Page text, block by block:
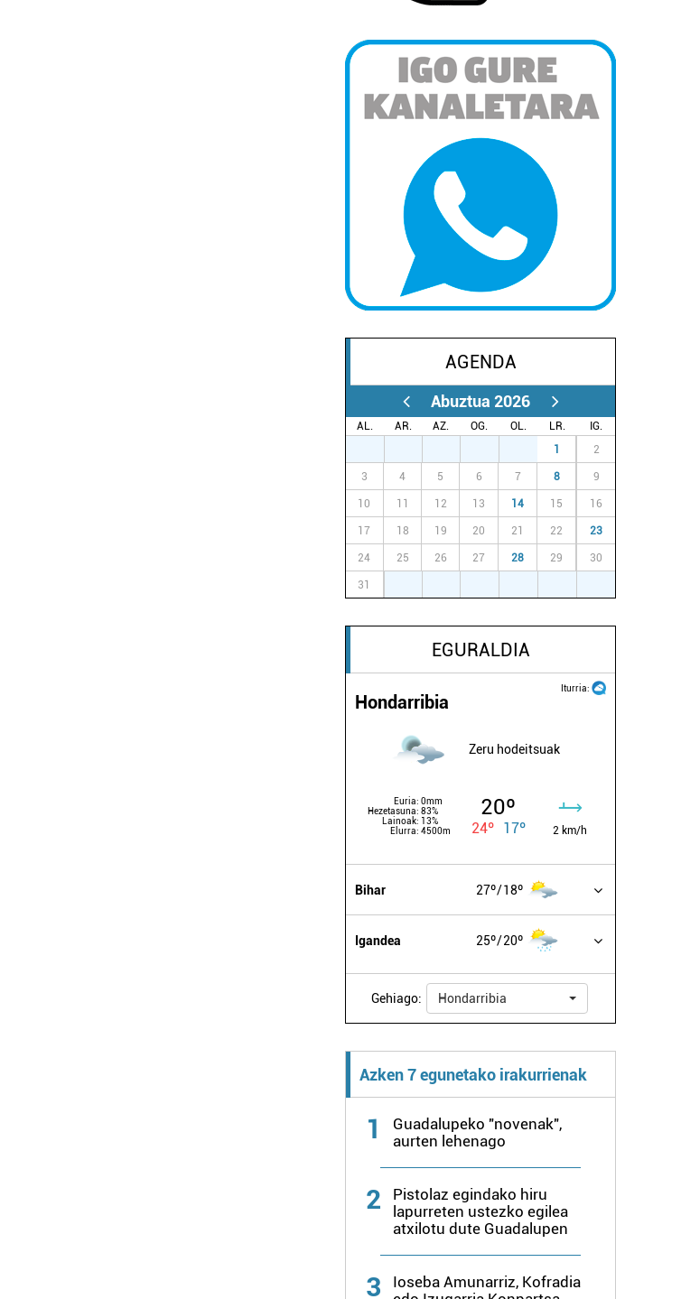
AGENDA
Abuztua 2026
AL. AR. AZ. OG. OL. LR.
IG.
1 2
3 4 5 6 7 8 9
10 11 12 13 14 15 16
17 18 19 20 21 22 23
24 25 26 27 28 29 30
31
EGURALDIA
Iturria:
Hondarribia
Zeru hodeitsuak
Euria: 0mm
Hezetasuna: 83%
Lainoak: 13%
Elurra: 4500m
20º
24º 17º 2 km/h
Bihar 27º 18º
Igandea 25º 20º
Gehiago: Hondarribia
Azken 7 egunetako irakurrienak
1
Guadalupeko "novenak",
aurten lehenago
2
Pistolaz egindako hiru
lapurreten ustezko egilea
atxilotu dute Guadalupen
3
Ioseba Amunarriz, Kofradia